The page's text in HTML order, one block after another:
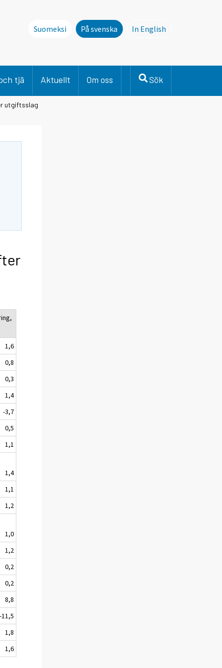
Suomeksi På svenska
In English
tjä Aktuellt Om oss Sök
utgiftsslag
1,6
0,8
0,3
1,4
-3,7
0,5
1,1
1,4
1,1
1,2
1,0
1,2
0,2
0,2
8,8
-11,5
1,8
1,6